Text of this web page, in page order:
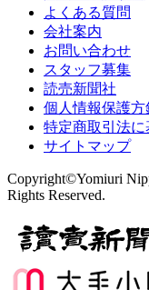
よくある質問
会社案内
お問い合わせ
スタッフ募集
読売新聞社
個人情報保護方
特定商取引法
サイトマップ
Copyright©Yomiuri
Rights Reserved.